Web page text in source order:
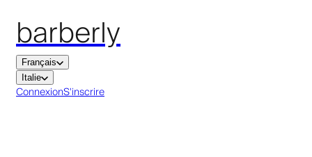
barberly
Français
Italie
ConnexionS'inscrire